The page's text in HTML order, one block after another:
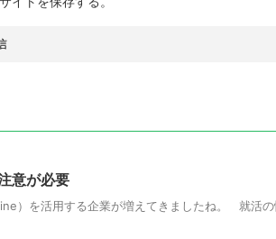
意が必要
）を活用する企業が増えてきましたね。 就活